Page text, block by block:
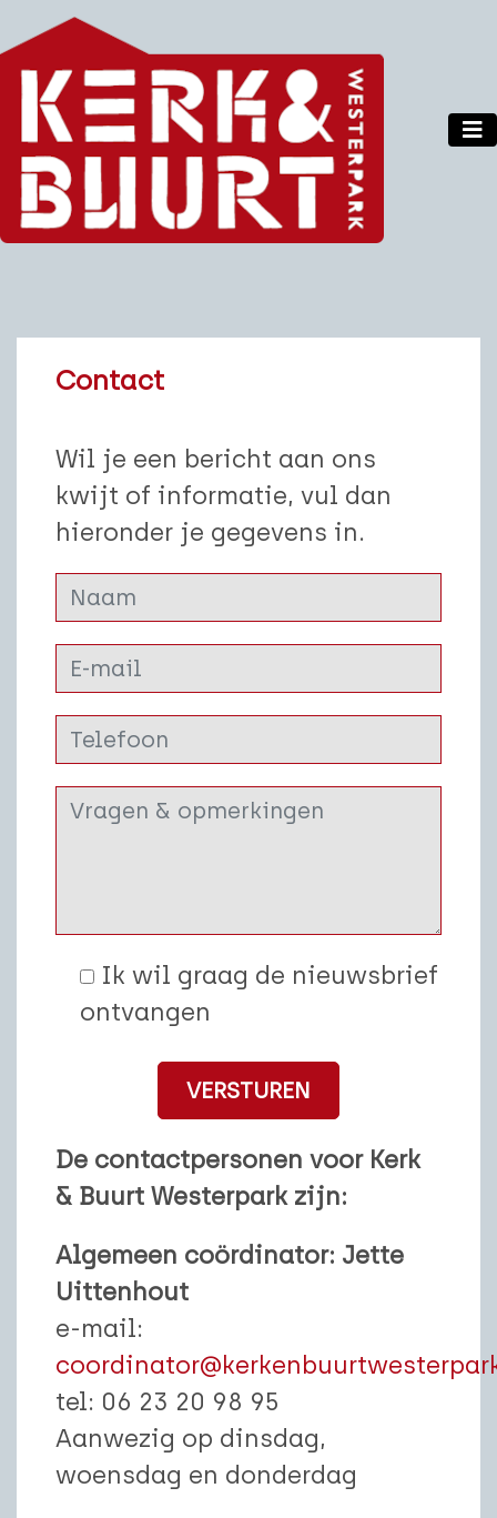
Contact
Wil je een bericht aan ons
kwijt of informatie, vul dan
hieronder je gegevens in.
Ik wil graag de nieuwsbrief
ontvangen
De contactpersonen voor Kerk
& Buurt Westerpark zijn:
Algemeen coördinator: Jette
Uittenhout
e-mail:
tel: 06 23 20 98 95
Aanwezig op dinsdag,
woensdag en donderdag